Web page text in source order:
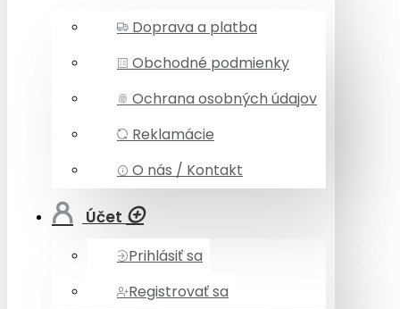
Doprava a platba
Obchodné podmienky
Ochrana osobných údajov
Reklamácie
O nás / Kontakt
Účet
Prihlásiť sa
Registrovať sa